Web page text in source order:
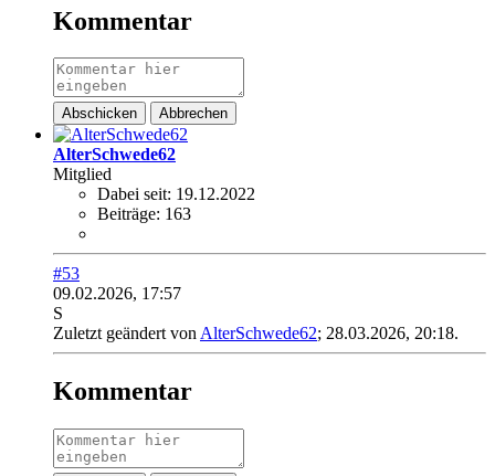
Kommentar
Abschicken Abbrechen
AlterSchwede62
Mitglied
Dabei seit: 19.12.2022
Beiträge: 163
#53
09.02.2026, 17:57
S
Zuletzt geändert vonAlterSchwede62; 28.03.2026, 20:18.
Kommentar